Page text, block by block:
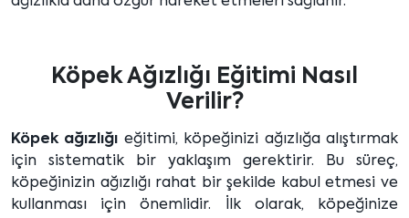
Köpek Ağızlığı Eğitimi Nasıl
Verilir?
Köpek ağızlığı eğitimi, köpeğinizi ağızlığa alıştırmak
için sistematik bir yaklaşım gerektirir. Bu süreç,
köpeğinizin ağızlığı rahat bir şekilde kabul etmesi ve
kullanması için önemlidir. İlk olarak, köpeğinize